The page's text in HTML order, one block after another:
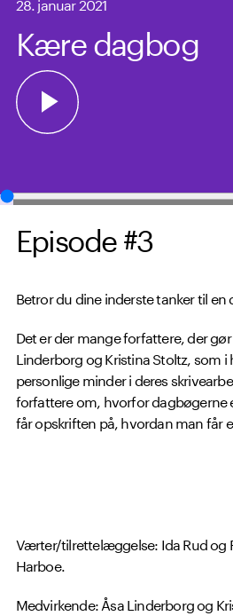
Kære dagbog
Episode #3
Betror du dine inderste tanker til en
Det er der mange forfattere, der
Linderborg og Kristina Stoltz, som
personlige minder i deres
forfattere om, hvorfor dagbøgerne
får opskriften på, hvordan man får
Værter/tilrettelæggelse: Ida Rud og
Harboe.
Medvirkende: Åsa Linderborg og